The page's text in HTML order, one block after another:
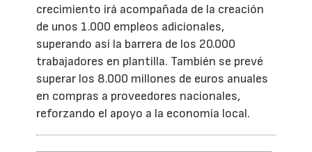
crecimiento irá acompañada de la creación
de unos 1.000 empleos adicionales,
superando así la barrera de los 20.000
trabajadores en plantilla. También se prevé
superar los 8.000 millones de euros anuales
en compras a proveedores nacionales,
reforzando el apoyo a la economía local.